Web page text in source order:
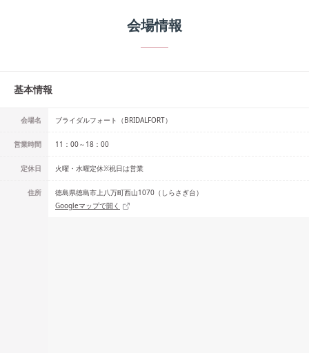
会場情報
基本情報
会場名 ブライダルフォート（BRIDALFORT）
営業時間 11：00～18：00
定休日 火曜・水曜定休※祝日は営業
住所
徳島県徳島市上八万町西山1070（しらさぎ台）
Googleマップで開く